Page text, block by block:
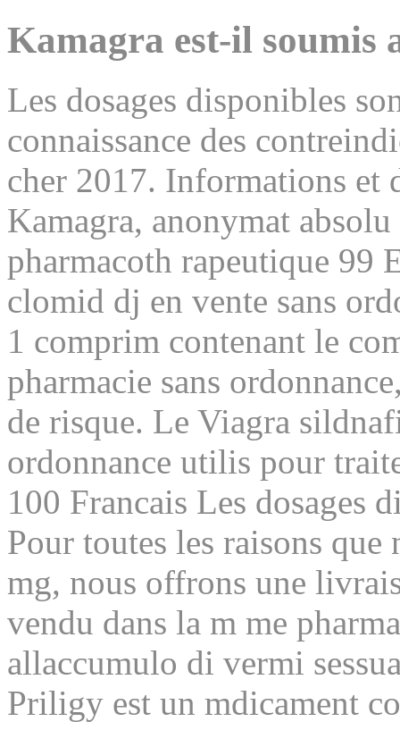
Kamagra est-il soumis
Les dosages disponibles
connaissance des
cher 2017. Informations et
Kamagra, anonymat
pharmacoth rapeutique 99
clomid dj en vente sans
1 comprim contenant le
pharmacie sans
de risque. Le Viagra
ordonnance utilis pour
100 Francais Les dosages
Pour toutes les raisons
mg, nous offrons une
vendu dans la m me
allaccumulo di vermi
Priligy est un mdicament